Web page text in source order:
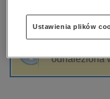
dzienniki
edukacja
hobby, sport,
komputery,
Sortowanie
odnaleziona
Ustawienia plików